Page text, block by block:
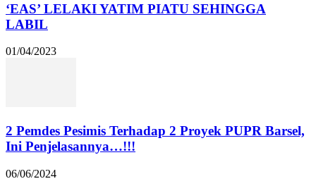
‘EAS’ LELAKI YATIM PIATU SEHINGGA
LABIL
01/04/2023
2 Pemdes Pesimis Terhadap 2 Proyek PUPR Barsel,
Ini Penjelasannya…!!!
06/06/2024